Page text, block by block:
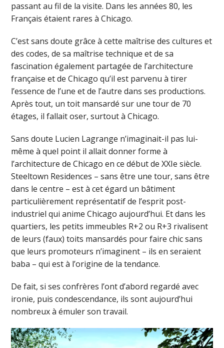
passant au fil de la visite. Dans les années 80, les
Français étaient rares à Chicago.
C’est sans doute grâce à cette maîtrise des cultures et
des codes, de sa maîtrise technique et de sa
fascination également partagée de l’architecture
française et de Chicago qu’il est parvenu à tirer
l’essence de l’une et de l’autre dans ses productions.
Après tout, un toit mansardé sur une tour de 70
étages, il fallait oser, surtout à Chicago.
Sans doute Lucien Lagrange n’imaginait-il pas lui-
même à quel point il allait donner forme à
l’architecture de Chicago en ce début de XXIe siècle.
Steeltown Residences – sans être une tour, sans être
dans le centre – est à cet égard un bâtiment
particulièrement représentatif de l’esprit post-
industriel qui anime Chicago aujourd’hui. Et dans les
quartiers, les petits immeubles R+2 ou R+3 rivalisent
de leurs (faux) toits mansardés pour faire chic sans
que leurs promoteurs n’imaginent – ils en seraient
baba – qui est à l’origine de la tendance.
De fait, si ses confrères l’ont d’abord regardé avec
ironie, puis condescendance, ils sont aujourd’hui
nombreux à émuler son travail.